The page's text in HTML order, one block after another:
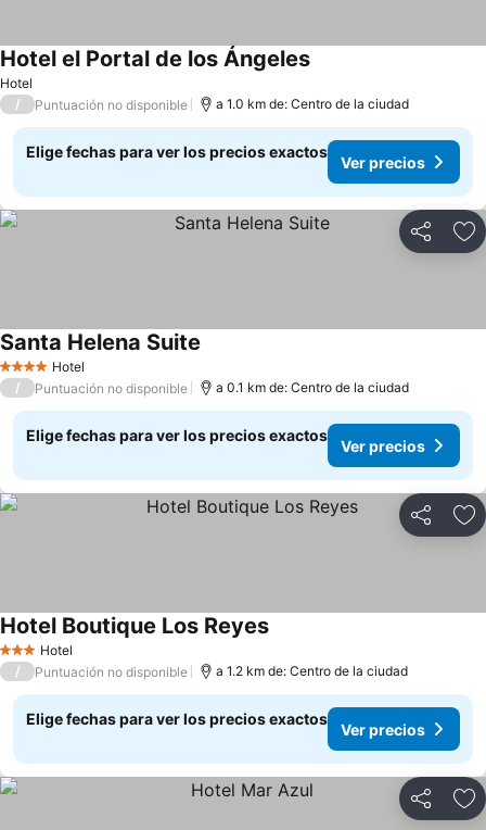
Hotel
Hotel el Portal de los ÁngelesVer precios
/ Puntuación no disponible a 1.0 km de: Centro de la ciudad
Elige fechas para ver los precios exactos
Ver precios
Compartir
4 EstrellasHotel
Santa Helena Suite
/ Puntuación no disponible a 0.1 km de: Centro de la ciudad
Elige fechas para ver los precios exactos
Ver precios
Compartir
3 Estrellas
Hotel
Hotel Boutique Los ReyesVer precios
/ Puntuación no disponible a 1.2 km de: Centro de la ciudad
Elige fechas para ver los precios exactos
Ver precios
Compartir